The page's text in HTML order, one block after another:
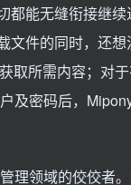
都能无缝衔接继
文件的同时，还
取所需内容；对
及密码后，
理领域的佼佼者